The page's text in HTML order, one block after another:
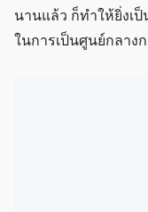
นานแล้ว ก็ทำให้ยิ่งเ
ในการเป็นศูนย์กลาง